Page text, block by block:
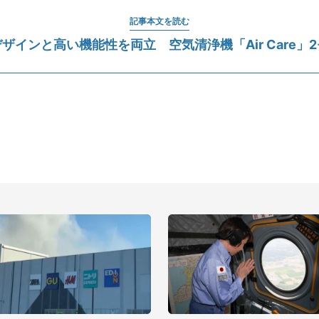
記事本文を読む
ザインと高い機能性を両立 空気清浄機「Air Care」2